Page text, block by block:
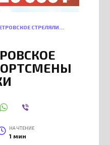
СТРЕЛЯЛИ…
НА ЧТЕНИЕ
1 мин